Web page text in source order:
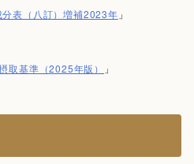
分表（八訂）増補2023年 」
取基準（2025年版） 」